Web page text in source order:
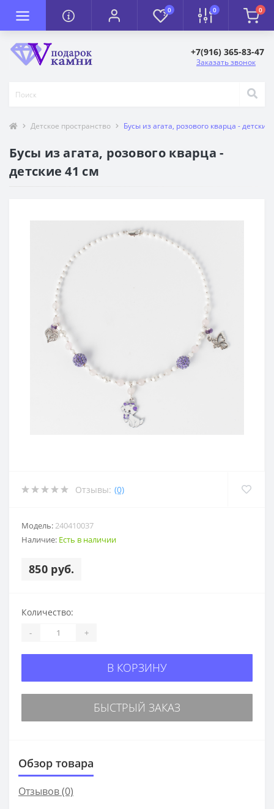
0 0 0
+7(916) 365-83-47
Заказать звонок
Детское пространство Бусы из агата, розового кварца - детские
Бусы из агата, розового кварца -
детские 41 см
Отзывы: (0)
Модель:240410037
Наличие: Есть в наличии
850 руб.
Количество:
- +
В КОРЗИНУ
БЫСТРЫЙ ЗАКАЗ
Обзор товара
Отзывов (0)